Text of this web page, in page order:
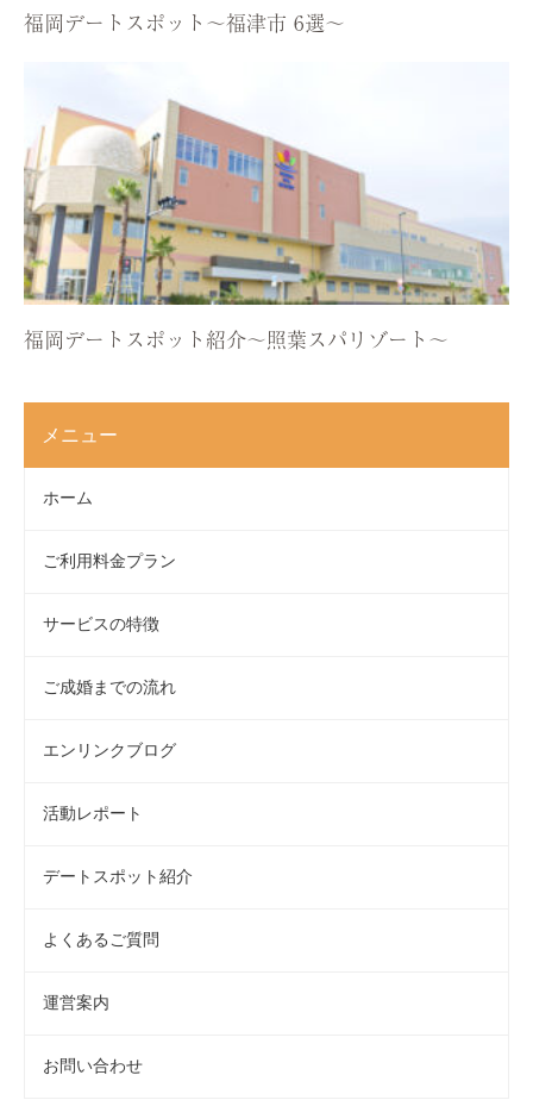
福岡デートスポット〜福津市 6選〜
福岡デートスポット紹介〜照葉スパリゾート〜
メニュー
ホーム
ご利用料金プラン
サービスの特徴
ご成婚までの流れ
エンリンクブログ
活動レポート
デートスポット紹介
よくあるご質問
運営案内
お問い合わせ